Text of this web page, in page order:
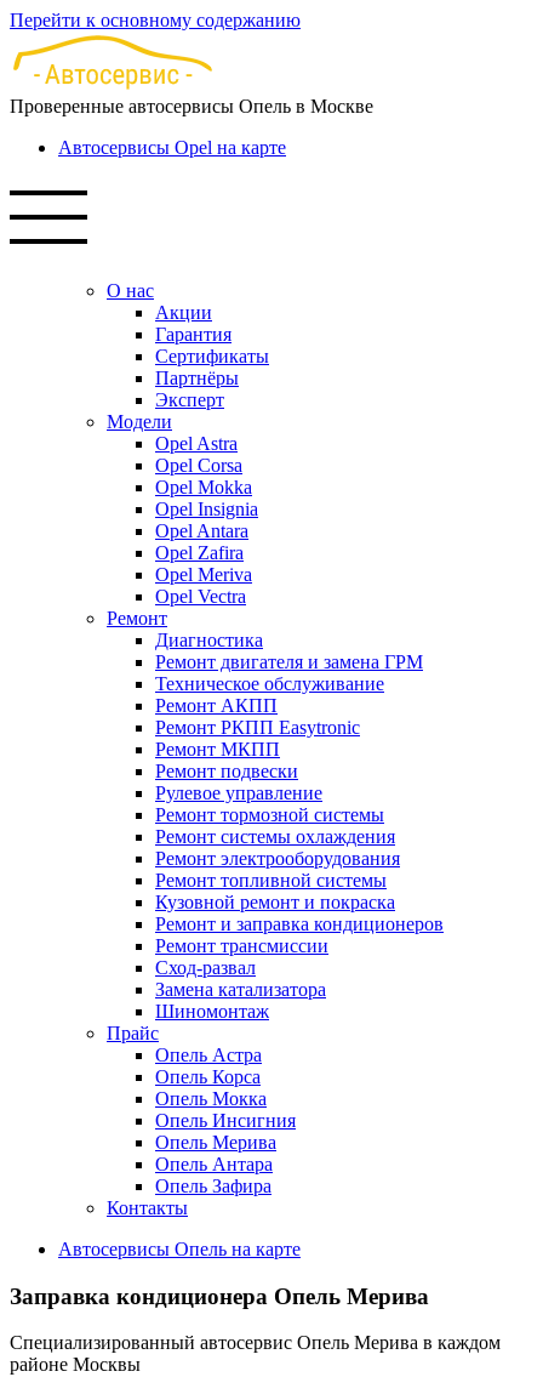
Перейти к основному содержанию
Проверенные автосервисы Опель в Москве
Автосервисы Opel на карте
О нас
Акции
Гарантия
Сертификаты
Партнёры
Эксперт
Модели
Opel Astra
Opel Corsa
Opel Mokka
Opel Insignia
Opel Antara
Opel Zafira
Opel Meriva
Opel Vectra
Ремонт
Диагностика
Ремонт двигателя и замена ГРМ
Техническое обслуживание
Ремонт АКПП
Ремонт РКПП Easytronic
Ремонт МКПП
Ремонт подвески
Рулевое управление
Ремонт тормозной системы
Ремонт системы охлаждения
Ремонт электрооборудования
Ремонт топливной системы
Кузовной ремонт и покраска
Ремонт и заправка кондиционеров
Ремонт трансмиссии
Сход-развал
Замена катализатора
Шиномонтаж
Прайс
Опель Астра
Опель Корса
Опель Мокка
Опель Инсигния
Опель Мерива
Опель Антара
Опель Зафира
Контакты
Автосервисы Опель на карте
Заправка кондиционера Опель Мерива
Специализированный автосервис Опель Мерива в каждом
районе Москвы